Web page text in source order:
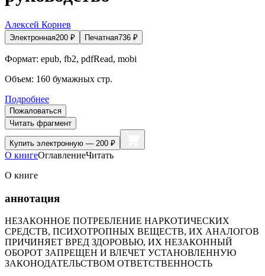
Алексей Корнев
Электронная200 ₽ Печатная736 ₽
Формат: epub, fb2, pdfRead, mobi
Объем: 160 бумажных стр.
Подробнее
Пожаловаться
Читать фрагмент
Купить электронную — 200 ₽
О книгеОглавлениеЧитать
О книге
аннотация
НЕЗАКОННОЕ ПОТРЕБЛЕНИЕ НАРКОТИЧЕСКИХ
СРЕДСТВ, ПСИХОТРОПНЫХ ВЕЩЕСТВ, ИХ АНАЛОГОВ
ПРИЧИНЯЕТ ВРЕД ЗДОРОВЬЮ, ИХ НЕЗАКОННЫЙ
ОБОРОТ ЗАПРЕЩЕН И ВЛЕЧЕТ УСТАНОВЛЕННУЮ
ЗАКОНОДАТЕЛЬСТВОМ ОТВЕТСТВЕННОСТЬ